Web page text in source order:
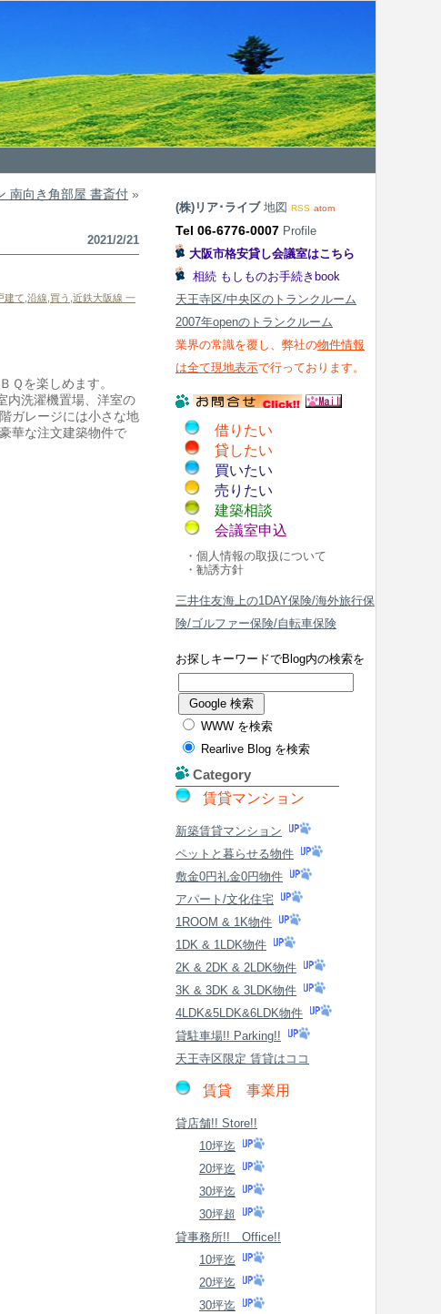
南向き角部屋 書斎付 »
2021/2/21
建て 沿線 買う 近鉄大阪線 一
Ｑを楽しめます。
内洗濯機置場、洋室の
ガレージには小さな地
華な注文建築物件で
(株)リア･ライブ 地図 RSS atom
Tel 06-6776-0007 Profile
大阪市格安貸し会議室はこちら
相続 もしものお手続きbook
天王寺区/中央区のトランクルーム
2007年openのトランクルーム
業界の常識を覆し、弊社の物件情報
は全て現地表示で行っております。
借りたい
貸したい
買いたい
売りたい
建築相談
会議室申込
・個人情報の取扱について
・勧誘方針
三井住友海上の1DAY保険/海外旅行保
険/ゴルファー保険/自転車保険
お探しキーワードでBlog内の検索を
WWW を検索
Rearlive Blog を検索
Category
賃貸マンション
新築賃貸マンション
ペットと暮らせる物件
敷金0円礼金0円物件
アパート/文化住宅
1ROOM & 1K物件
1DK & 1LDK物件
2K & 2DK & 2LDK物件
3K & 3DK & 3LDK物件
4LDK&5LDK&6LDK物件
貸駐車場!! Parking!!
天王寺区限定 賃貸はココ
賃貸 事業用
貸店舗!! Store!!
10坪迄
20坪迄
30坪迄
30坪超
貸事務所!! Office!!
10坪迄
20坪迄
30坪迄